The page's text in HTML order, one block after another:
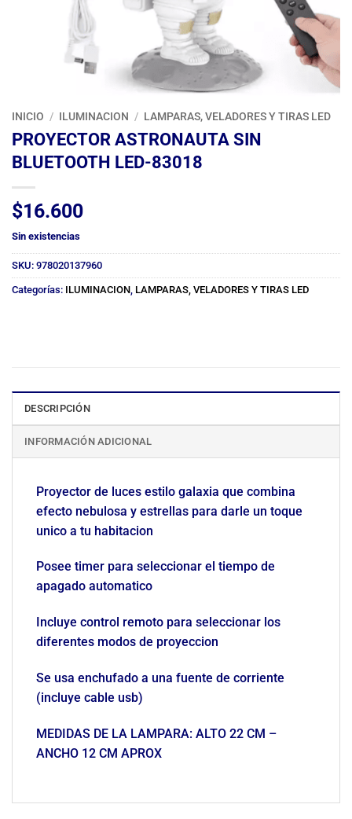
INICIO / ILUMINACION / LAMPARAS, VELADORES Y TIRAS LED
PROYECTOR ASTRONAUTA SIN
BLUETOOTH LED-83018
$16.600
Sin existencias
SKU: 978020137960
Categorías: ILUMINACION LAMPARAS, VELADORES Y TIRAS LED
DESCRIPCIÓN
INFORMACIÓN ADICIONAL
Proyector de luces estilo galaxia que combina
efecto nebulosa y estrellas para darle un toque
unico a tu habitacion
Posee timer para seleccionar el tiempo de
apagado automatico
Incluye control remoto para seleccionar los
diferentes modos de proyeccion
Se usa enchufado a una fuente de corriente
(incluye cable usb)
MEDIDAS DE LA LAMPARA: ALTO 22 CM –
ANCHO 12 CM APROX